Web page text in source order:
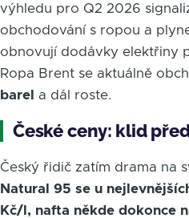
výhledu pro Q2 2026
obchodování s ropou a
obnovují dodávky elektřiny
Ropa Brent se aktuálně
barel
a dál roste.
České ceny: klid
Český řidič zatím drama na
Natural 95 se u
Kč/l, nafta někde dokonce